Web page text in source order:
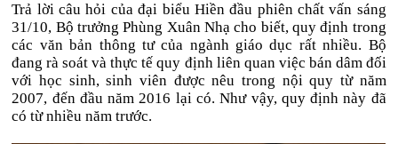
Trả lời câu hỏi của đại biểu Hiền đầu phiên chất vấn sáng
31/10, Bộ trưởng Phùng Xuân Nhạ cho biết, quy định trong
các văn bản thông tư của ngành giáo dục rất nhiều. Bộ
đang rà soát và thực tế quy định liên quan việc bán dâm đối
với học sinh, sinh viên được nêu trong nội quy từ năm
2007, đến đầu năm 2016 lại có. Như vậy, quy định này đã
có từ nhiều năm trước.